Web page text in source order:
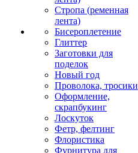
Стропа (ременная
лента)
Бисероплетение
Глиттер
Заготовки для
поделок
Новый год
Проволока, тросики
Оформление,
скрапбукинг
Лоскуток
Фетр, фелтинг
Флористика
Фурнитура для